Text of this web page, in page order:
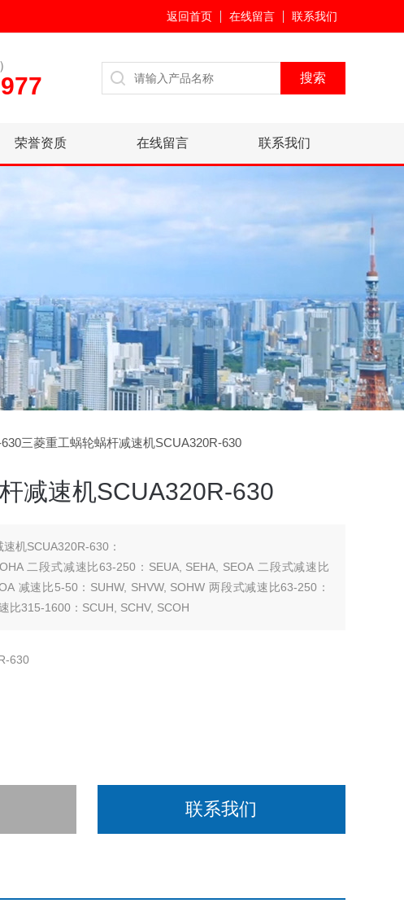
返回首页 在线留言 联系我们
荣誉资质 在线留言 联系我们
三菱重工蜗轮蜗杆减速机SCUA320R-630
减速机SCUA320R-630
机SCUA320R-630：
二段式减速比63-250：SEUA, SEHA, SEOA 二段式减速比
减速比5-50：SUHW, SHVW, SOHW 两段式减速比63-250：
比315-1600：SCUH, SCHV, SCOH
630
联系我们